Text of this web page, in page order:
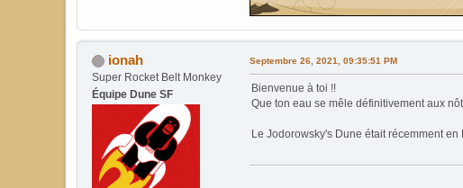
ionah
Super Rocket Belt Monkey
Équipe Dune SF
Septembre 26, 2021, 09:35:51 PM
Bienvenue à toi !!
Que ton eau se mêle définitivement aux
Le Jodorowsky's Dune était récemment